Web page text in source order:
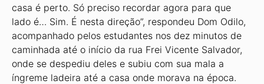
casa é perto. Só preciso recordar agora para que
lado é… Sim. É nesta direção”, respondeu Dom Odilo,
acompanhado pelos estudantes nos dez minutos de
caminhada até o início da rua Frei Vicente Salvador,
onde se despediu deles e subiu com sua mala a
íngreme ladeira até a casa onde morava na época.